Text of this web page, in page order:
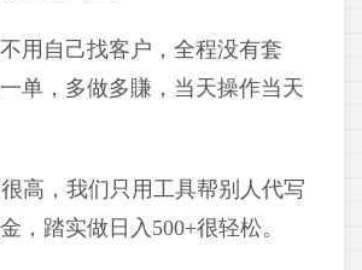
用自己找客户，全程没有套
单，多做多賺，当天操作当天
高，我们只用工具帮别人代写
，踏实做日入500+很轻松。